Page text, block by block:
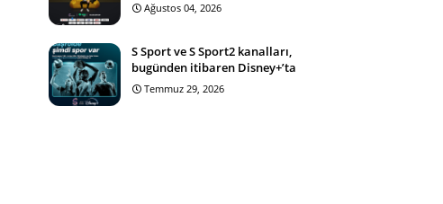
Ağustos 04, 2026
S Sport ve S Sport2 kanalları,
bugünden itibaren Disney+’ta
Temmuz 29, 2026